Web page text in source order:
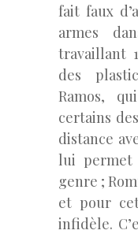
fait faux
armes
travaillant
des
Ramos,
certains
distance
lui permet
genre ;
et pour
infidèle.